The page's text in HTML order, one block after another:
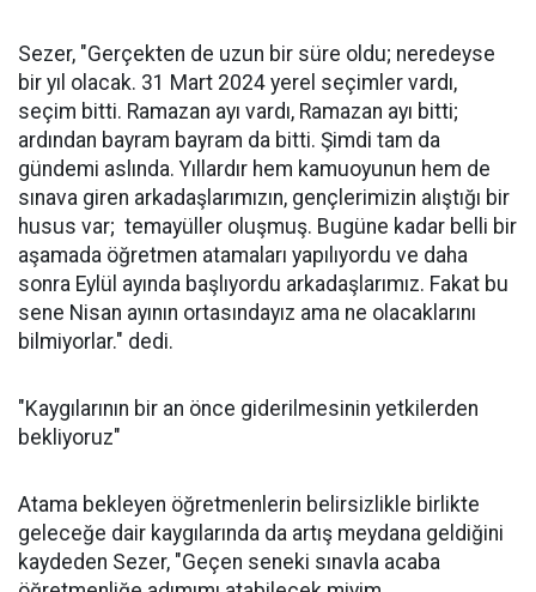
Sezer, "Gerçekten de uzun bir süre oldu; neredeyse
bir yıl olacak. 31 Mart 2024 yerel seçimler vardı,
seçim bitti. Ramazan ayı vardı, Ramazan ayı bitti;
ardından bayram bayram da bitti. Şimdi tam da
gündemi aslında. Yıllardır hem kamuoyunun hem de
sınava giren arkadaşlarımızın, gençlerimizin alıştığı bir
husus var; temayüller oluşmuş. Bugüne kadar belli bir
aşamada öğretmen atamaları yapılıyordu ve daha
sonra Eylül ayında başlıyordu arkadaşlarımız. Fakat bu
sene Nisan ayının ortasındayız ama ne olacaklarını
bilmiyorlar." dedi.
"Kaygılarının bir an önce giderilmesinin yetkilerden
bekliyoruz"
Atama bekleyen öğretmenlerin belirsizlikle birlikte
geleceğe dair kaygılarında da artış meydana geldiğini
kaydeden Sezer, "Geçen seneki sınavla acaba